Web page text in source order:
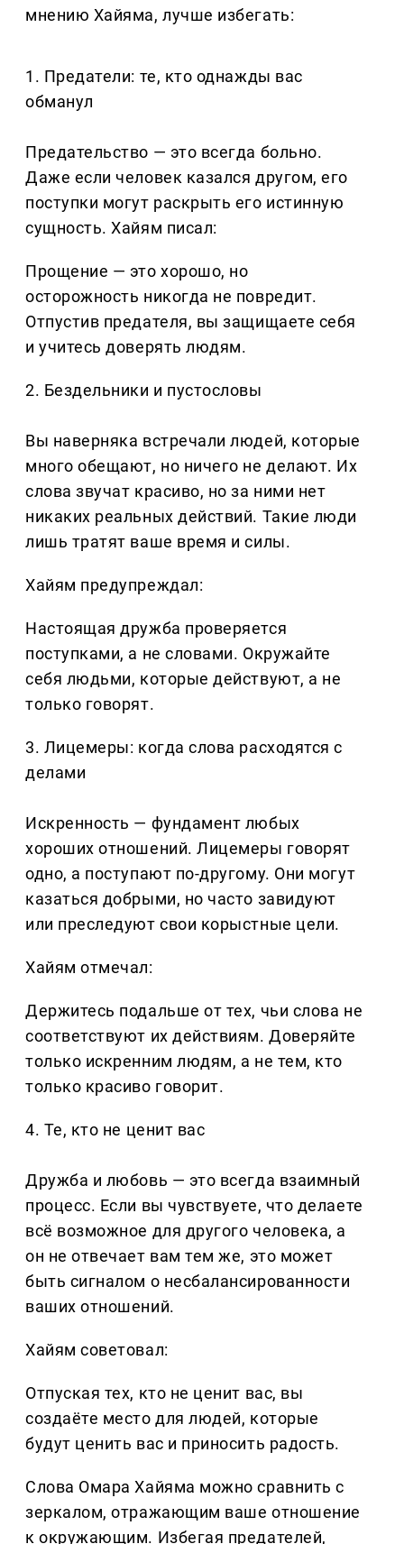
мнению Хайяма, лучше избегать:
1. Предатели: те, кто однажды вас
обманул
Предательство — это всегда больно.
Даже если человек казался другом, его
поступки могут раскрыть его истинную
сущность. Хайям писал:
Прощение — это хорошо, но
осторожность никогда не повредит.
Отпустив предателя, вы защищаете себя
и учитесь доверять людям.
2. Бездельники и пустословы
Вы наверняка встречали людей, которые
много обещают, но ничего не делают. Их
слова звучат красиво, но за ними нет
никаких реальных действий. Такие люди
лишь тратят ваше время и силы.
Хайям предупреждал:
Настоящая дружба проверяется
поступками, а не словами. Окружайте
себя людьми, которые действуют, а не
только говорят.
3. Лицемеры: когда слова расходятся с
делами
Искренность — фундамент любых
хороших отношений. Лицемеры говорят
одно, а поступают по-другому. Они могут
казаться добрыми, но часто завидуют
или преследуют свои корыстные цели.
Хайям отмечал:
Держитесь подальше от тех, чьи слова не
соответствуют их действиям. Доверяйте
только искренним людям, а не тем, кто
только красиво говорит.
4. Те, кто не ценит вас
Дружба и любовь — это всегда взаимный
процесс. Если вы чувствуете, что делаете
всё возможное для другого человека, а
он не отвечает вам тем же, это может
быть сигналом о несбалансированности
ваших отношений.
Хайям советовал:
Отпуская тех, кто не ценит вас, вы
создаёте место для людей, которые
будут ценить вас и приносить радость.
Слова Омара Хайяма можно сравнить с
зеркалом, отражающим ваше отношение
к окружающим. Избегая предателей,